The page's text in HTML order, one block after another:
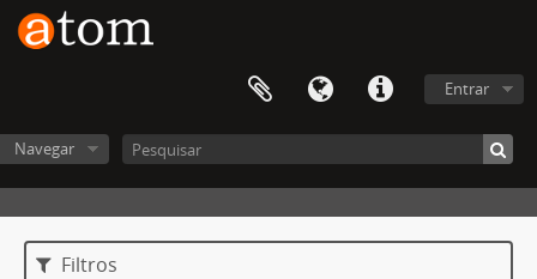
Entrar
Navegar
Filtros